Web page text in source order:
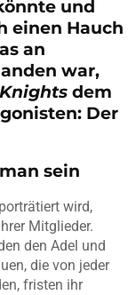
und
einen Hauch
an
war,
dem
Der
sein
wird,
Mitglieder.
den Adel und
die von jeder
fristen ihr